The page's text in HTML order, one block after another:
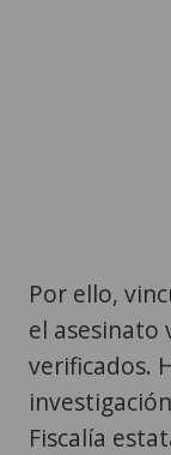
Por ello,
el asesinato
verificados.
Fiscalía